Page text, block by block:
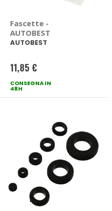
Fascette -
AUTOBEST
AUTOBEST
11,85 €
CONSEGNA IN
48H